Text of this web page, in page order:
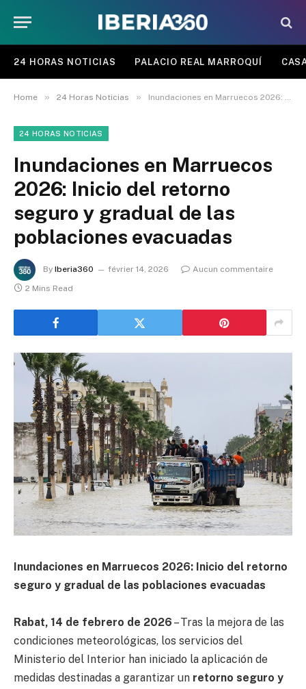
24 HORAS NOTICIAS PALACIO REAL MARROQUÍ
Home » 24 Horas Noticias » Inundaciones en Marruecos 2026: Inicio del retorno seguro y gradual de las poblaciones evacuadas
24 HORAS NOTICIAS
Inundaciones en Marruecos
2026: Inicio del retorno
seguro y gradual de las
poblaciones evacuadas
By Iberia360 février 14, 2026
Aucun commentaire
2 Mins Read
Inundaciones en Marruecos 2026: Inicio del retorno
seguro y gradual de las poblaciones evacuadas
Rabat, 14 de febrero de 2026 – Tras la mejora de las
condiciones meteorológicas, los servicios del
Ministerio del Interior han iniciado la aplicación de
medidas destinadas a garantizar un retorno seguro y